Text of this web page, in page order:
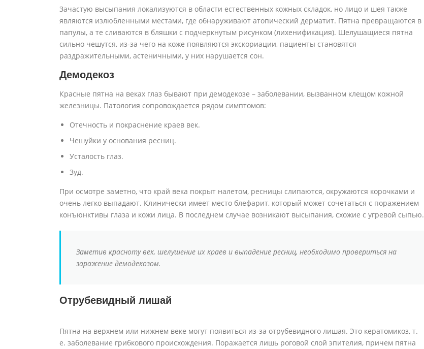
Зачастую высыпания локализуются в области естественных кожных складок, но лицо и шея также
являются излюбленными местами, где обнаруживают атопический дерматит. Пятна превращаются в
папулы, а те сливаются в бляшки с подчеркнутым рисунком (лихенификация). Шелушащиеся пятна
сильно чешутся, из-за чего на коже появляются экскориации, пациенты становятся
раздражительными, астеничными, у них нарушается сон.
Демодекоз
Красные пятна на веках глаз бывают при демодекозе – заболевании, вызванном клещом кожной
железницы. Патология сопровождается рядом симптомов:
Отечность и покраснение краев век.
Чешуйки у основания ресниц.
Усталость глаз.
Зуд.
При осмотре заметно, что край века покрыт налетом, ресницы слипаются, окружаются корочками и
очень легко выпадают. Клинически имеет место блефарит, который может сочетаться с поражением
конъюнктивы глаза и кожи лица. В последнем случае возникают высыпания, схожие с угревой сыпью.
Заметив красноту век, шелушение их краев и выпадение ресниц, необходимо провериться на
заражение демодекозом.
Отрубевидный лишай
Пятна на верхнем или нижнем веке могут появиться из-за отрубевидного лишая. Это кератомикоз, т.
е. заболевание грибкового происхождения. Поражается лишь роговой слой эпителия, причем пятна